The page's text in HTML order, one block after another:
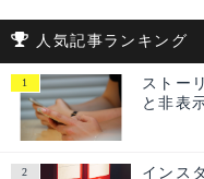
人気記事ランキング
ストー
と非表
インス